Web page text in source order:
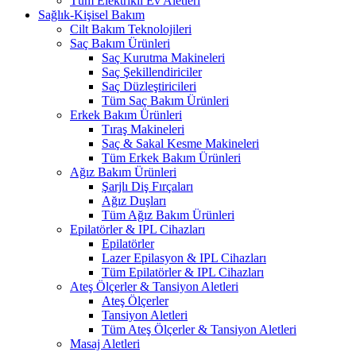
Sağlık-Kişisel Bakım
Cilt Bakım Teknolojileri
Saç Bakım Ürünleri
Saç Kurutma Makineleri
Saç Şekillendiriciler
Saç Düzleştiricileri
Tüm Saç Bakım Ürünleri
Erkek Bakım Ürünleri
Tıraş Makineleri
Saç & Sakal Kesme Makineleri
Tüm Erkek Bakım Ürünleri
Ağız Bakım Ürünleri
Şarjlı Diş Fırçaları
Ağız Duşları
Tüm Ağız Bakım Ürünleri
Epilatörler & IPL Cihazları
Epilatörler
Lazer Epilasyon & IPL Cihazları
Tüm Epilatörler & IPL Cihazları
Ateş Ölçerler & Tansiyon Aletleri
Ateş Ölçerler
Tansiyon Aletleri
Tüm Ateş Ölçerler & Tansiyon Aletleri
Masaj Aletleri